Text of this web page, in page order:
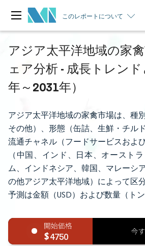
このレポートについて
アジア太平洋地域の家
ェア分析 - 成長トレン
年～2031年）
アジア太平洋地域の家禽市場は、種
その他）、形態（缶詰、生鮮・チル
流通チャネル（フードサービスおよ
（中国、インド、日本、オースト
ム、インドネシア、韓国、マレーシ
の他アジア太平洋地域）によって区
予測は金額（USD）および数量（ト
4750